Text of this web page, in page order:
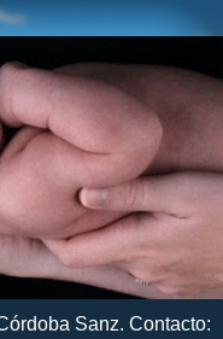
Sanz. Contacto: